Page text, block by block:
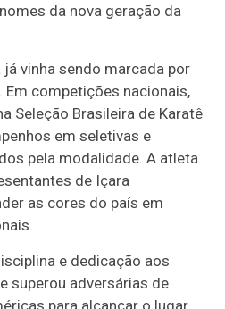
da nova geração da
vinha sendo marcada por
competições nacionais,
Seleção Brasileira de Karatê
em seletivas e
pela modalidade. A atleta
de Içara
as cores do país em
e dedicação aos
superou adversárias de